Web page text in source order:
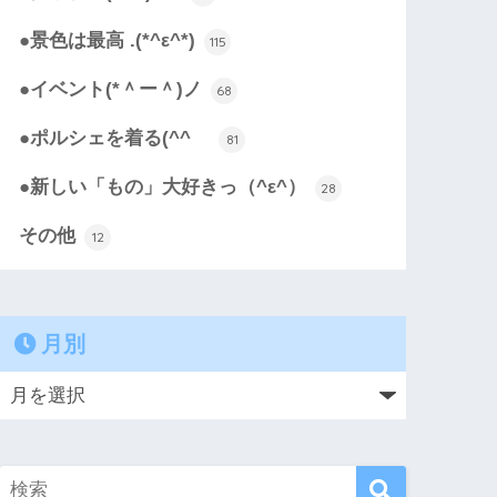
●景色は最高 .(*^ε^*) 115
●イベント(*＾ー＾)ノ 68
●ポルシェを着る(^^ゞ 81
●新しい「もの」大好きっ（^ε^） 28
その他 12
月別